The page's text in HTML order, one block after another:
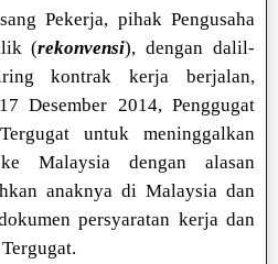
Pekerja, pihak Pengusaha
(rekonvensi), dengan dalil-
kontrak kerja berjalan,
Desember 2014, Penggugat
untuk meninggalkan
Malaysia dengan alasan
anaknya di Malaysia dan
persyaratan kerja dan